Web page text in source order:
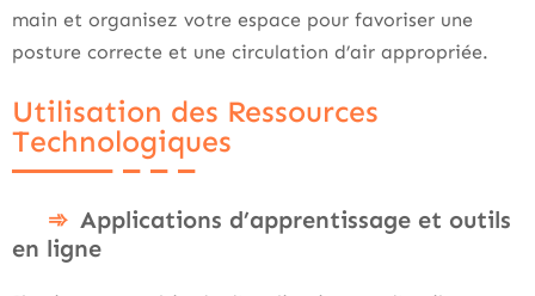
main et organisez votre espace pour favoriser une
posture correcte et une circulation d’air appropriée.
Utilisation des Ressources
Technologiques
Applications d’apprentissage et outils
en ligne